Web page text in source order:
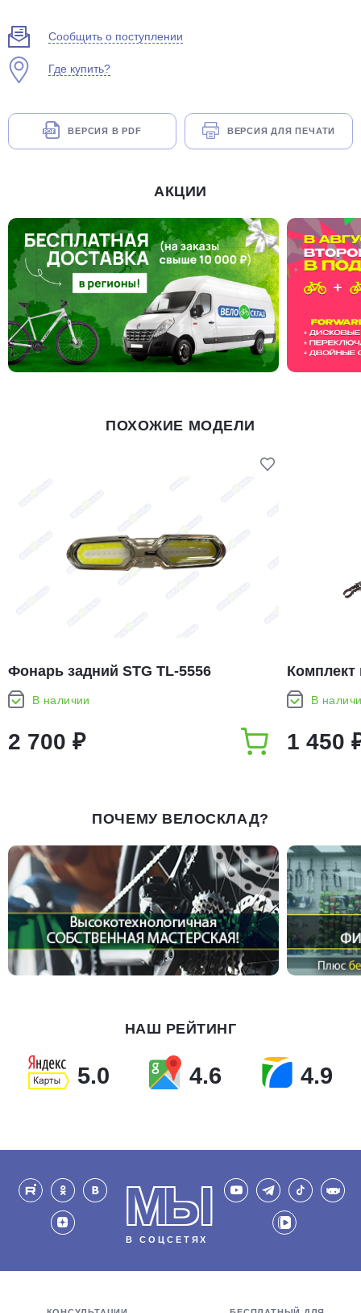
Сообщить о поступлении
Где купить?
ВЕРСИЯ В PDF ВЕРСИЯ ДЛЯ ПЕЧАТИ
АКЦИИ
ПОХОЖИЕ МОДЕЛИ
Фонарь задний STG TL-5556
В наличии
2 700 ₽
26 MTB
В
1 450
ПОЧЕМУ ВЕЛОСКЛАД?
НАШ РЕЙТИНГ
5.0 4.6 4.9
МЫ
В СОЦСЕТЯХ